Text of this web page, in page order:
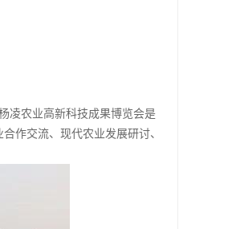
凌农业高新科技成果博览会是
作交流、现代农业发展研讨、